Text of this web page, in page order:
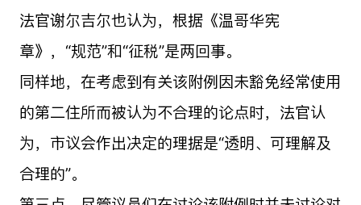
法官谢尔吉尔也认为，根据《温哥华宪
章》，“规范”和“征税”是两回事。
同样地，在考虑到有关该附例因未豁免经常使用
的第二住所而被认为不合理的论点时，法官认
为，市议会作出决定的理据是“透明、可理解及
合理的”。